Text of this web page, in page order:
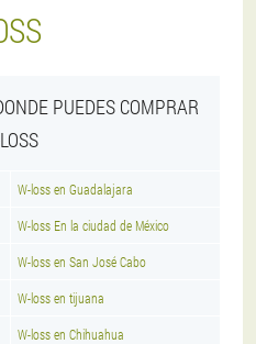
PUEDES COMPRAR
W-loss en Guadalajara
W-loss En la ciudad de México
W-loss en San José Cabo
W-loss en tijuana
W-loss en Chihuahua